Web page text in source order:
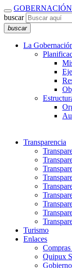
buscar
buscar
La
Transparencia
Turismo
Enlaces
Quipux